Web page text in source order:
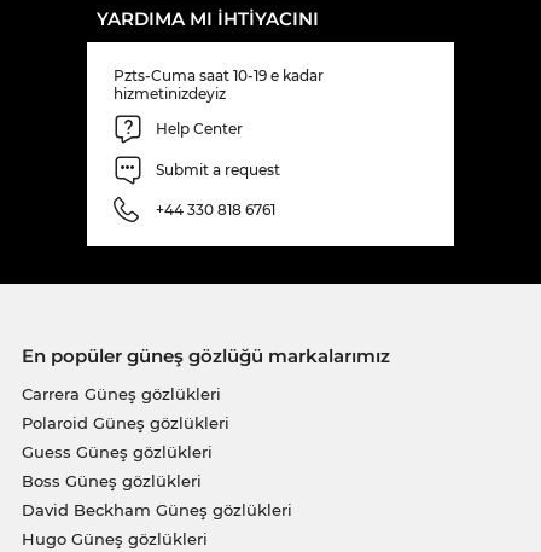
YARDIMA MI IHTIYACINI
Pzts-Cuma saat 10-19 e kadar
hizmetinizdeyiz
Help Center
Submit a request
+44 330 818 6761
En popüler güneş gözlüğü markalarımız
Carrera Güneş gözlükleri
Polaroid Güneş gözlükleri
Guess Güneş gözlükleri
Boss Güneş gözlükleri
David Beckham Güneş gözlükleri
Hugo Güneş gözlükleri